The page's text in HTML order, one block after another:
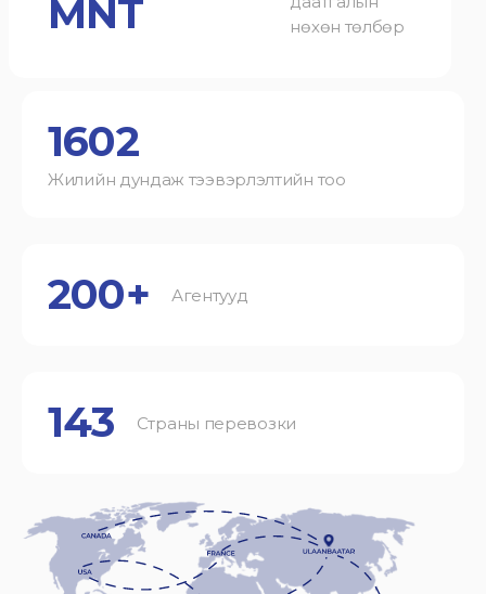
MNT
нөхөн төлбөр
1602
Жилийн дундаж тээвэрлэлтийн тоо
200+ Агентууд
143 Страны перевозки